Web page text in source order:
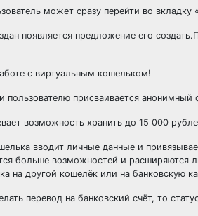
может сразу перейти во
появляется предложение его
с виртуальным кошельком!
пользователю присваивается анонимный
возможность хранить до 15 000
вводит личные данные и
больше возможностей и расширяются
на другой кошелёк или на банковскую
перевод на банковский счёт, то